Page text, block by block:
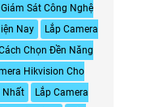
Sát Công Nghệ
Nay
Lắp Camera
Chọn Đền Năng
Hikvision Cho
Nhất
Lắp Camera